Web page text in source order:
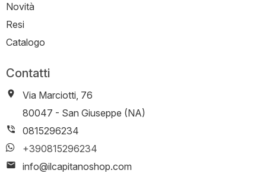
Novità
Resi
Catalogo
Contatti
Via Marciotti, 76
-
80047 - San Giuseppe (NA)
0815296234
+390815296234
info@ilcapitanoshop.com